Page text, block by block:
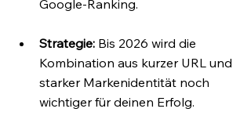
Google-Ranking.
Strategie: Bis 2026 wird die
Kombination aus kurzer URL und
starker Markenidentität noch
wichtiger für deinen Erfolg.